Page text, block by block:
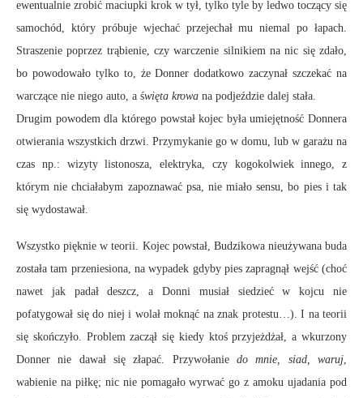
ewentualnie zrobić maciupki krok w tył, tylko tyle by ledwo toczący się
samochód, który próbuje wjechać przejechał mu niemal po łapach.
Straszenie poprzez trąbienie, czy warczenie silnikiem na nic się zdało,
bo powodowało tylko to, że Donner dodatkowo zaczynał szczekać na
warczące nie niego auto, a święta krowa na podjeździe dalej stała.
Drugim powodem dla którego powstał kojec była umiejętność Donnera
otwierania wszystkich drzwi. Przymykanie go w domu, lub w garażu na
czas np.: wizyty listonosza, elektryka, czy kogokolwiek innego, z
którym nie chciałabym zapoznawać psa, nie miało sensu, bo pies i tak
się wydostawał.
Wszystko pięknie w teorii. Kojec powstał, Budzikowa nieużywana buda
została tam przeniesiona, na wypadek gdyby pies zapragnął wejść (choć
nawet jak padał deszcz, a Donni musiał siedzieć w kojcu nie
pofatygował się do niej i wolał moknąć na znak protestu…). I na teorii
się skończyło. Problem zaczął się kiedy ktoś przyjeżdżał, a wkurzony
Donner nie dawał się złapać. Przywołanie do mnie, siad, waruj,
wabienie na piłkę; nic nie pomagało wyrwać go z amoku ujadania pod